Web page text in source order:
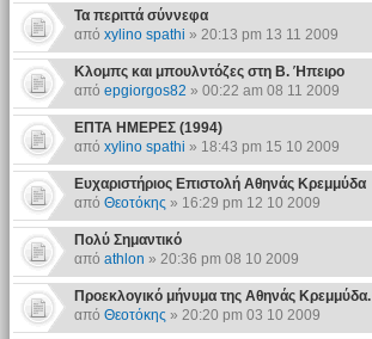
Τα περιττά σύννεφα
από xylino spathi » 20:13 pm 13 11 2009
Κλομπς και μπουλντόζες στη Β. Ήπειρο
από epgiorgos82 » 00:22 am 08 11 2009
ΕΠΤΑ ΗΜΕΡΕΣ (1994)
από xylino spathi » 18:43 pm 15 10 2009
Ευχαριστήριος Επιστολή Αθηνάς Κρεμμύδα
από Θεοτόκης » 16:29 pm 12 10 2009
Πολύ Σημαντικό
από athlon » 20:36 pm 08 10 2009
Προεκλογικό μήνυμα της Αθηνάς Κρεμμύδα.
από Θεοτόκης » 20:20 pm 03 10 2009